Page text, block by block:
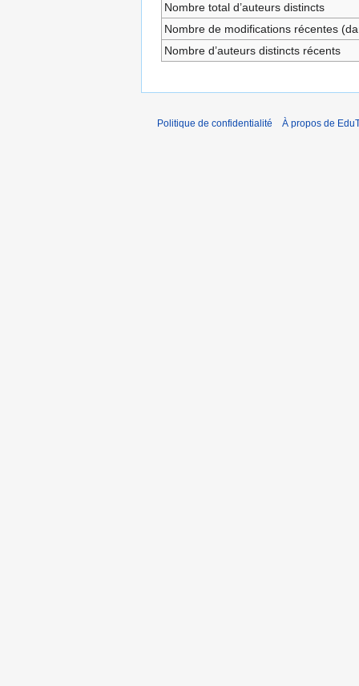
Nombre total d’auteurs distincts
Nombre de modifications récentes
Nombre d’auteurs distincts récents
Politique de confidentialité À propos de